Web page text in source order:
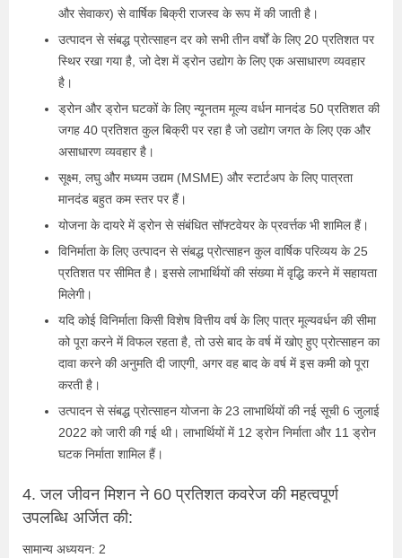
और सेवाकर) से वार्षिक बिक्री राजस्व के रूप में की जाती है।
उत्पादन से संबद्ध प्रोत्साहन दर को सभी तीन वर्षों के लिए 20 प्रतिशत पर
स्थिर रखा गया है, जो देश में ड्रोन उद्योग के लिए एक असाधारण व्यवहार
है।
ड्रोन और ड्रोन घटकों के लिए न्यूनतम मूल्य वर्धन मानदंड 50 प्रतिशत की
जगह 40 प्रतिशत कुल बिक्री पर रहा है जो उद्योग जगत के लिए एक और
असाधारण व्यवहार है।
सूक्ष्म, लघु और मध्यम उद्यम (MSME) और स्टार्टअप के लिए पात्रता
मानदंड बहुत कम स्तर पर हैं।
योजना के दायरे में ड्रोन से संबंधित सॉफ्टवेयर के प्रवर्त्तक भी शामिल हैं।
विनिर्माता के लिए उत्पादन से संबद्ध प्रोत्साहन कुल वार्षिक परिव्यय के 25
प्रतिशत पर सीमित है। इससे लाभार्थियों की संख्या में वृद्धि करने में सहायता
मिलेगी।
यदि कोई विनिर्माता किसी विशेष वित्तीय वर्ष के लिए पात्र मूल्यवर्धन की सीमा
को पूरा करने में विफल रहता है, तो उसे बाद के वर्ष में खोए हुए प्रोत्साहन का
दावा करने की अनुमति दी जाएगी, अगर वह बाद के वर्ष में इस कमी को पूरा
करती है।
उत्पादन से संबद्ध प्रोत्साहन योजना के 23 लाभार्थियों की नई सूची 6 जुलाई
2022 को जारी की गई थी। लाभार्थियों में 12 ड्रोन निर्माता और 11 ड्रोन
घटक निर्माता शामिल हैं।
4. जल जीवन मिशन ने 60 प्रतिशत कवरेज की महत्‍वपूर्ण
उपलब्धि अर्जित की:
सामान्य अध्ययन: 2